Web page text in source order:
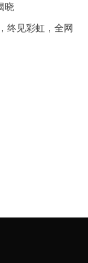
晓
终见彩虹，全网